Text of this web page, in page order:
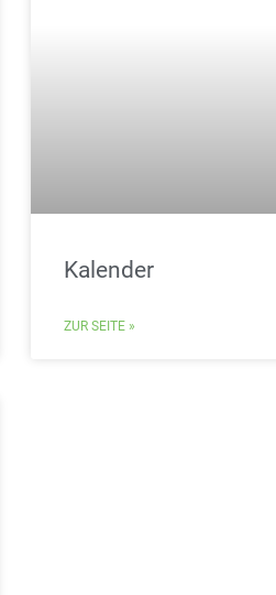
Kalender
ZUR SEITE »